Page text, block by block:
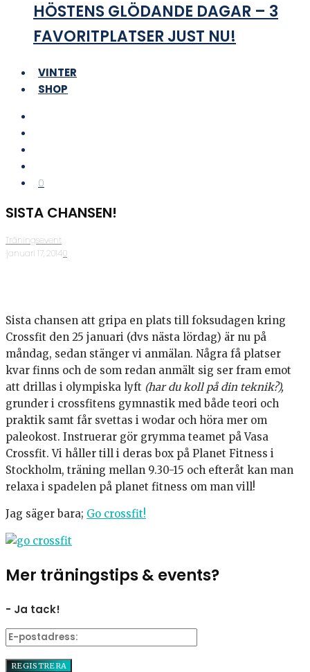
HÖSTENS GLÖDANDE DAGAR – 3
FAVORITPLATSER JUST NU!
VINTER
SHOP
0
SISTA CHANSEN!
Träningsevent
·januari 17, 2014·0
Sista chansen att gripa en plats till foksudagen kring
Crossfit den 25 januari (dvs nästa lördag) är nu på
måndag, sedan stänger vi anmälan. Några få platser
kvar finns och de som redan anmält sig ser fram emot
att drillas i olympiska lyft (har du koll på din teknik?),
grunder i crossfitens gymnastik med både teori och
praktik samt får svettas i wodar och höra mer om
paleokost. Instruerar gör grymma teamet på Vasa
Crossfit. Vi håller till i deras box på Planet Fitness i
Stockholm, träning mellan 9.30-15 och efteråt kan man
relaxa i spadelen på planet fitness om man vill!
Jag säger bara; Go crossfit!
Mer träningstips & events?
- Ja tack!